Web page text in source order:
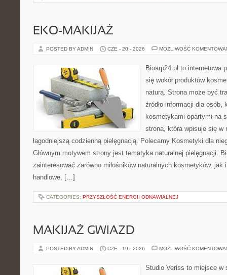
EKO-MAKIJAŻ
POSTED BY ADMIN CZE - 20 - 2026 MOŻLIWOŚĆ
Bioarp24.pl to internetowa
się wokół produktów
naturą. Strona może być
źródło informacji dla osób,
kosmetykami opartymi na
strona, która wpisuje się w
łagodniejszą codzienną pielęgnacją. Polecamy Kosmetyki dla
Głównym motywem strony jest tematyka naturalnej pielęgnacji.
zainteresować zarówno miłośników naturalnych kosmetyków, jak
handlowe, […]
CATEGORIES: PRZYSZŁOŚĆ ENERGII ODNAWIALNEJ
MAKIJAŻ GWIAZD
POSTED BY ADMIN CZE - 19 - 2026 MOŻLIWOŚĆ
Studio Veriss to miejsce w